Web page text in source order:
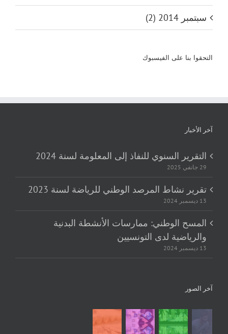
سبتمبر 2014 (2)
التحقوا بنا على الفيسبوك
آخر الأخبار
التقرير السنوي للنفاذ إلى المعلومة لسنة 2024
29 جانفي 2025
تقرير نشاط المرصد الوطني للرياضة لسنة 2023
13 ديسمبر 2024
المسح الوطني: ممارسات الأنشطة البدنية
والرياضية لدى التونسيين
13 ديسمبر 2024
آخر الصور